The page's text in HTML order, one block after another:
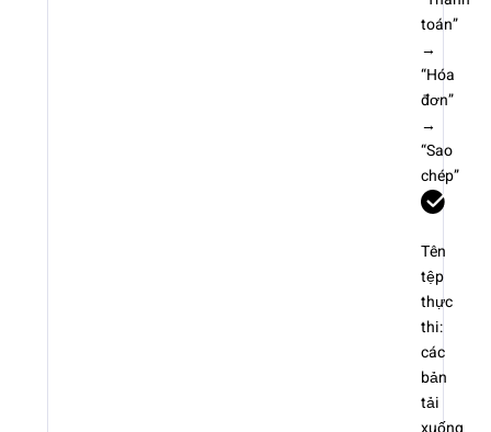
toán”
→
“Hóa
đơn”
→
“Sao
chép”
Tên
tệp
thực
thi:
các
bản
tải